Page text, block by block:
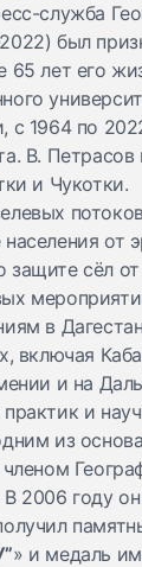
служба
был
65 лет его
с 1964 по
В.
и Чукотки.
от
сёл
в
включая
и на
и
из
2006 году
» и медаль